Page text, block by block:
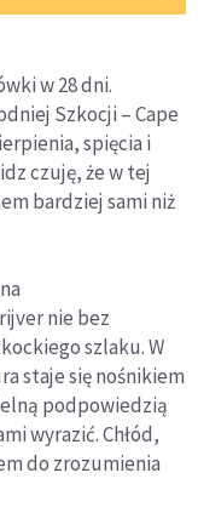
w 28 dni.
Szkocji – Cape
spięcia i
czuję, że w tej
bardziej sami niż
nie bez
szlaku. W
staje się nośnikiem
podpowiedzią
wyrazić. Chłód,
do zrozumienia